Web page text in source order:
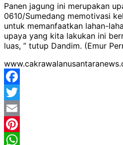
Panen jagung ini merupakan
0610/Sumedang memotivasi
untuk memanfaatkan lahan-
upaya yang kita lakukan ini
luas, ” tutup Dandim. (Emur
Facebook
Twitter
Email
Pinterest